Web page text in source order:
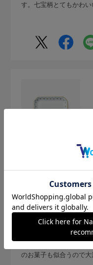
す。七宝柄とてもかわい
サイズ：サイズなし 色
まい
渋谷の店舗でみかけ、
のお菓子も似合うので大